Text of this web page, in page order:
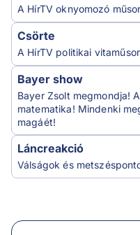
A HírTV oknyomozó
Csörte
A HírTV politikai
Bayer show
Bayer Zsolt megmondja!
matematika! Mindenki
magáét!
Láncreakció
Válságok és